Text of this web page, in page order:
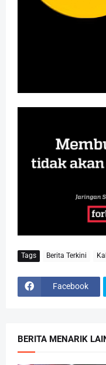
Tags Berita Terkini
Facebook
BERITA MENARIK